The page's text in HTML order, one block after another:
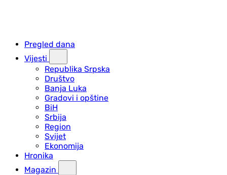
Pregled dana
Vijesti
Republika Srpska
Društvo
Banja Luka
Gradovi i opštine
BiH
Srbija
Region
Svijet
Ekonomija
Hronika
Magazin